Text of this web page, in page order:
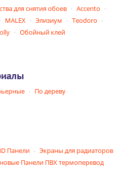
для снятия обоев
Accento
MALEX Элизиум
Teodoro
Обойный клей
По дереву
Панели
Экраны для радиаторов
Панели ПВХ термоперевод